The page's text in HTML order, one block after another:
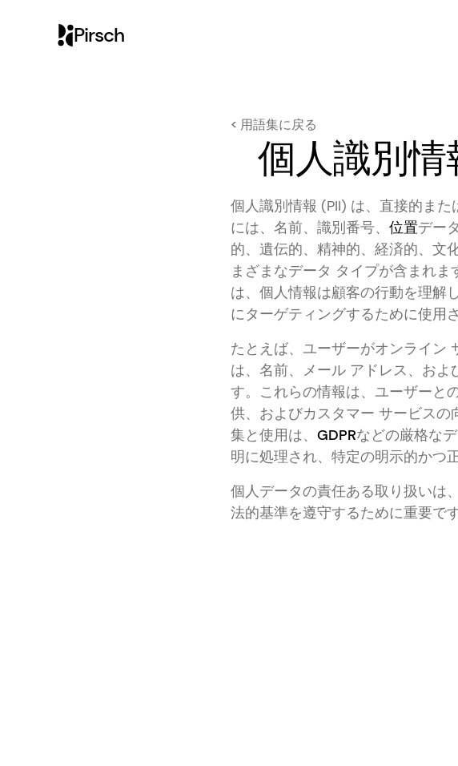
Pirsch
< 用語集に戻る
個人識別
個人識別情報 (PII) は、直接的ま
には、名前、識別番号、 位置デー
的、遺伝的、精神的、経済的、文
まざまなデータ タイプが含まれ
は、個人情報は顧客の行動を理解
にターゲティングするために使用
たとえば、ユーザーがオンライン
は、名前、メール アドレス、お
す。これらの情報は、ユーザーと
供、およびカスタマー サービス
集と使用は、 GDPRなどの厳格な
明に処理され、特定の明示的かつ
個人データの責任ある取り扱いは
法的基準を遵守するために重要です